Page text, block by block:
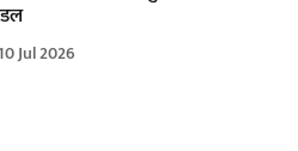
Jul 2026